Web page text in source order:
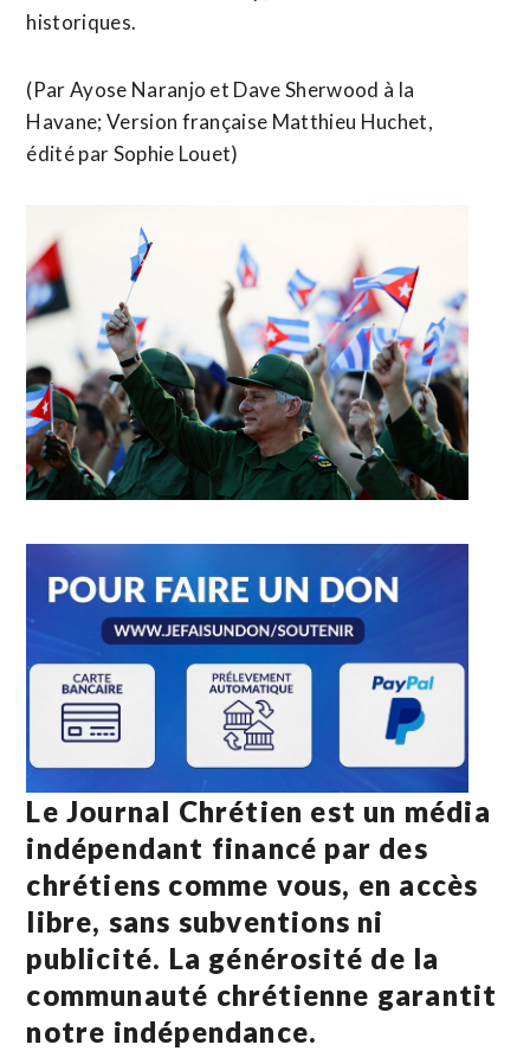
historiques.
(Par Ayose Naranjo et ​Dave Sherwood à la
Havane; Version française Matthieu ​Huchet,
édité par Sophie Louet)
Le Journal Chrétien est un média
indépendant financé par des
chrétiens comme vous, en accès
libre, sans subventions ni
publicité. La générosité de la
communauté chrétienne garantit
notre indépendance.